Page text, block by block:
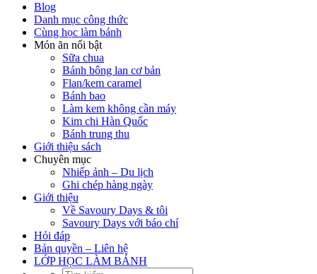
Blog
Danh mục công thức
Cùng học làm bánh
Món ăn nổi bật
Sữa chua
Bánh bông lan cơ bản
Flan/kem caramel
Bánh bao
Làm kem không cần máy
Kim chi Hàn Quốc
Bánh trung thu
Giới thiệu sách
Chuyên mục
Nhiếp ảnh – Du lịch
Ghi chép hàng ngày
Giới thiệu
Về Savoury Days & tôi
Savoury Days với báo chí
Hỏi đáp
Bản quyền – Liên hệ
LỚP HỌC LÀM BÁNH